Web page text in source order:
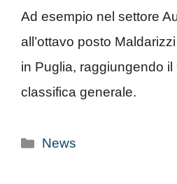
Ad esempio nel settore
all’ottavo posto
in Puglia, raggiungendo
classifica generale.
Categorie
News